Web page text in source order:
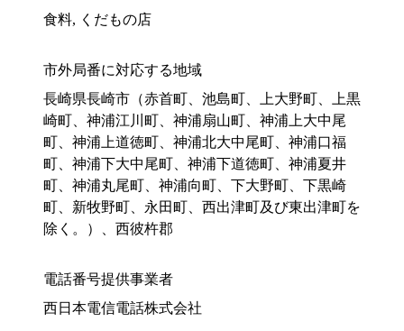
食料, くだもの店
市外局番に対応する地域
長崎県長崎市（赤首町、池島町、上大野町、上黒
崎町、神浦江川町、神浦扇山町、神浦上大中尾
町、神浦上道徳町、神浦北大中尾町、神浦口福
町、神浦下大中尾町、神浦下道徳町、神浦夏井
町、神浦丸尾町、神浦向町、下大野町、下黒崎
町、新牧野町、永田町、西出津町及び東出津町を
除く。）、西彼杵郡
電話番号提供事業者
西日本電信電話株式会社